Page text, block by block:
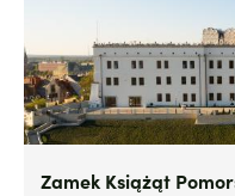
Zamek Książąt